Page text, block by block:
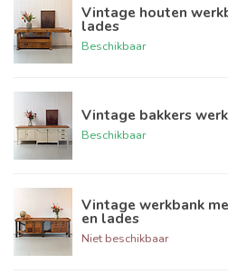
Vintage houten
lades
Beschikbaar
Vintage bakkers
Beschikbaar
Vintage werkbank
en lades
Niet beschikbaar